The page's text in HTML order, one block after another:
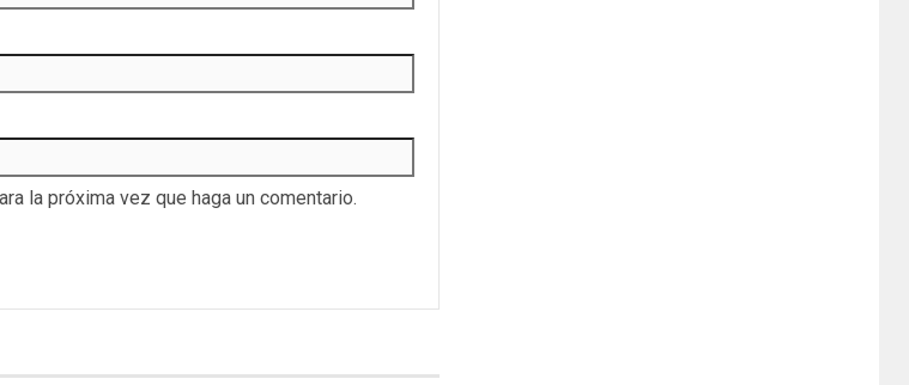
la próxima vez que haga un comentario.